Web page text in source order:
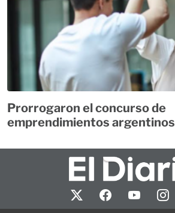
Prorrogaron el concurso de
emprendimientos argentinos